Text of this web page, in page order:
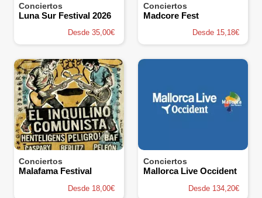
Conciertos
Luna Sur Festival 2026
Desde 35,00€
Conciertos
Madcore Fest
Desde 15,18€
Conciertos
Malafama Festival
Desde 18,00€
Conciertos
Mallorca Live Occident
Desde 134,20€